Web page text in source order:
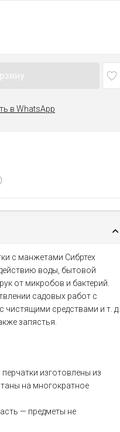
в WhatsApp
с манжетами Сибртех
воды, бытовой
от микробов и бактерий.
садовых работ с
средствами и т. д.
запястья.
изготовлены из
на многократное
— предметы не